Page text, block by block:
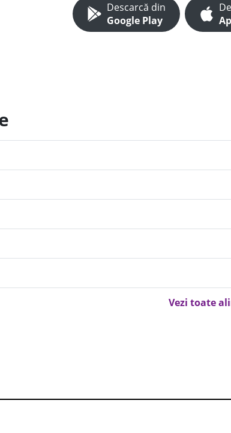
Descarcă din
Google Play
Vezi toate